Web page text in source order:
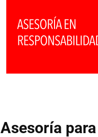
Asesoría para